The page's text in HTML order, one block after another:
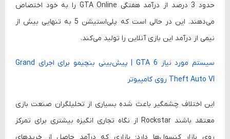
حدود 3 درصد از درآمد هفتگی GTA Online را به خود اختصاص
می‌دهند. این در حالی است که پلی‌استیشن 5 به تنهایی بیش از
نیمی از درآمد این بازی آنلاین را تولید می‌کند.
سیستم مورد نیاز GTA 6 | پیش‌بینی بنچیمو برای اجرای Grand
Theft Auto VI روی کامپیوتر
این اختلاف چشمگیر باعث شده بسیاری از تحلیلگران صنعت بازی
معتقد باشند Rockstar از نگاه تجاری انگیزه بیشتری برای تمرکز